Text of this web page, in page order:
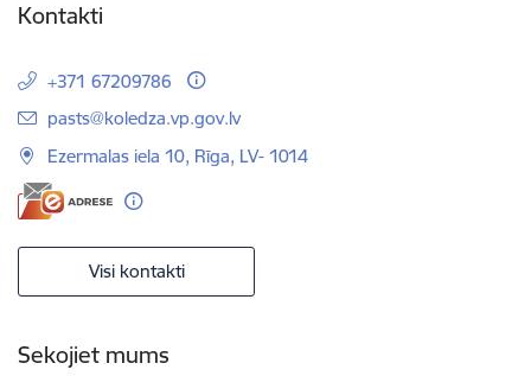
Kontakti
+371 67209786
E-pasts:
pasts@koledza.vp.gov.lv
Ezermalas iela 10, Rīga, LV- 1014
Visi kontakti
Sekojiet mums